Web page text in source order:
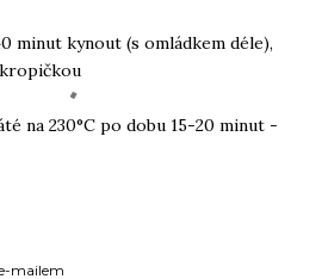
minut kynout (s omládkem déle),
na 230°C po dobu 15-20 minut -
mailem